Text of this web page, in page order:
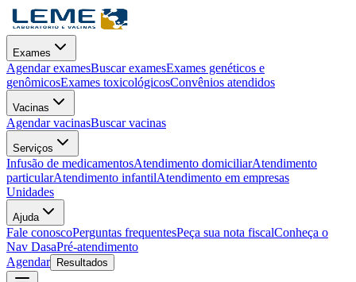
Exames
Agendar examesBuscar examesExames genéticos e
genômicosExames toxicológicosConvênios atendidos
Vacinas
Agendar vacinasBuscar vacinas
Serviços
Infusão de medicamentosAtendimento domiciliarAtendimento
particularAtendimento infantilAtendimento em empresas
Unidades
Ajuda
Fale conoscoPerguntas frequentesPeça sua nota fiscalConheça o
Nav DasaPré-atendimento
Agendar
Resultados